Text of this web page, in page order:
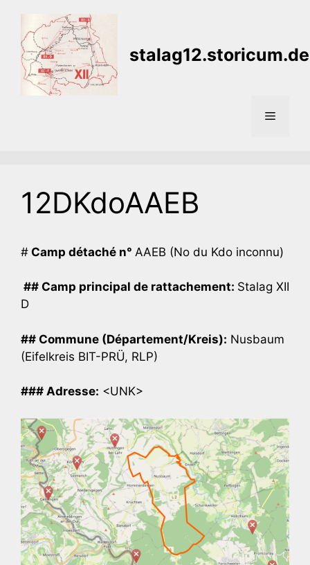
contenu
stalag12.storicum.de
Menu
12DKdoAAEB
# Camp détaché n° AAEB (No du Kdo inconnu)
## Camp principal de rattachement: Stalag XII
D
## Commune (Département/Kreis): Nusbaum
(Eifelkreis BIT-PRÜ, RLP)
### Adresse: <UNK>